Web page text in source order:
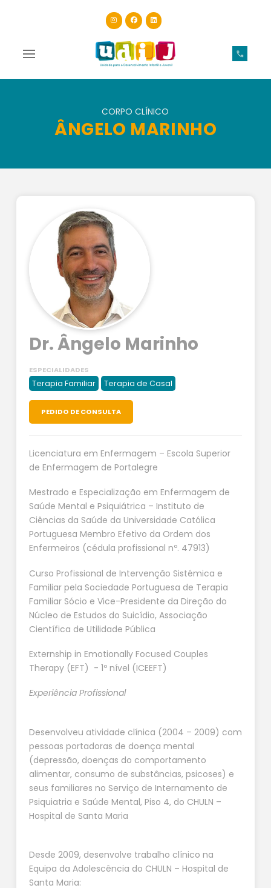
CORPO CLÍNICO
ÂNGELO MARINHO
Dr. Ângelo Marinho
ESPECIALIDADES
Terapia Familiar Terapia de Casal
PEDIDO DE CONSULTA
Licenciatura em Enfermagem – Escola Superior
de Enfermagem de Portalegre
Mestrado e Especialização em Enfermagem de
Saúde Mental e Psiquiátrica – Instituto de
Ciências da Saúde da Universidade Católica
Portuguesa Membro Efetivo da Ordem dos
Enfermeiros (cédula profissional nº. 47913)
Curso Profissional de Intervenção Sistémica e
Familiar pela Sociedade Portuguesa de Terapia
Familiar Sócio e Vice-Presidente da Direção do
Núcleo de Estudos do Suicídio, Associação
Científica de Utilidade Pública
Externship in Emotionally Focused Couples
Therapy (EFT) - 1º nível (ICEEFT)
Experiência Profissional
Desenvolveu atividade clínica (2004 – 2009) com
pessoas portadoras de doença mental
(depressão, doenças do comportamento
alimentar, consumo de substâncias, psicoses) e
seus familiares no Serviço de Internamento de
Psiquiatria e Saúde Mental, Piso 4, do CHULN –
Hospital de Santa Maria
Desde 2009, desenvolve trabalho clínico na
Equipa da Adolescência do CHULN – Hospital de
Santa Maria: